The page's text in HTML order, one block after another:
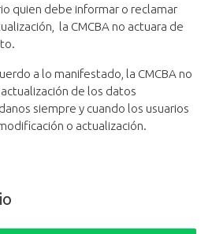
quien debe informar o reclamar
la CMCBA no actuara de
a lo manifestado, la CMCBA no
de los datos
siempre y cuando los usuarios
o actualización.